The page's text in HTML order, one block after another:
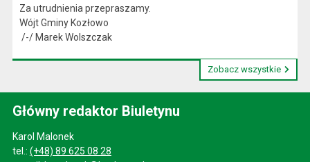
Za utrudnienia przepraszamy.
Wójt Gminy Kozłowo
/-/ Marek Wolszczak
Zobacz wszystkie
Główny redaktor Biuletynu
Karol Malonek
tel.: (+48) 89 625 08 28